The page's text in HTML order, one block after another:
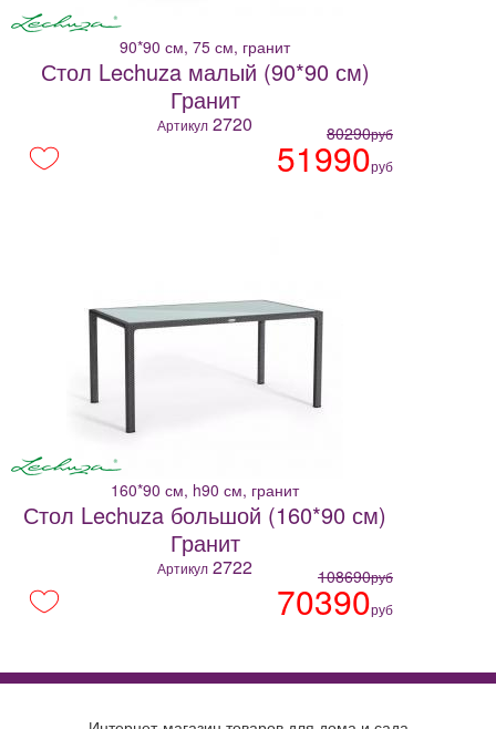
90*90 см, 75 см, гранит
Стол Lechuza малый (90*90 см)
Гранит
Артикул 2720 80290руб
51990руб
160*90 см, h90 см, гранит
Стол Lechuza большой (160*90 см)
Гранит
Артикул 2722 108690руб
70390руб